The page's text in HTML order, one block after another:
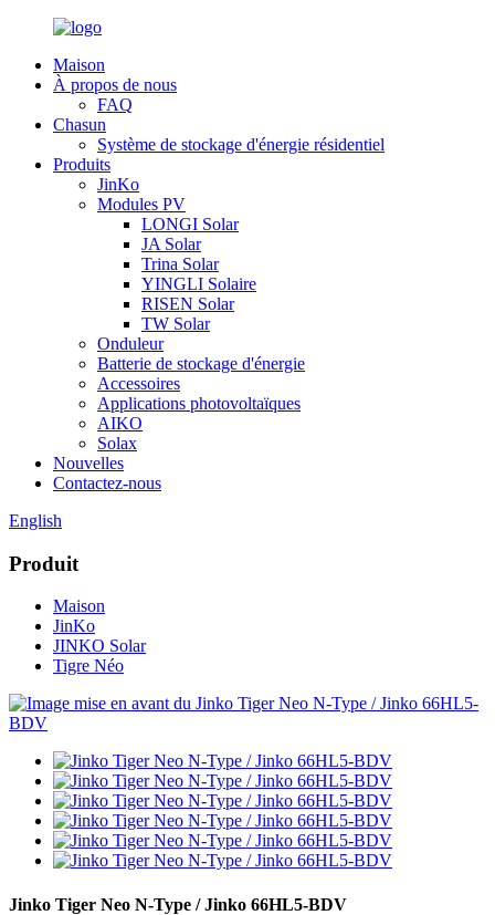
Maison
À propos de nous
FAQ
Chasun
Système de stockage d'énergie résidentiel
Produits
JinKo
Modules PV
LONGI Solar
JA Solar
Trina Solar
YINGLI Solaire
RISEN Solar
TW Solar
Onduleur
Batterie de stockage d'énergie
Accessoires
Applications photovoltaïques
AIKO
Solax
Nouvelles
Contactez-nous
English
Produit
Maison
JinKo
JINKO Solar
Tigre Néo
Jinko Tiger Neo N-Type / Jinko 66HL5-BDV